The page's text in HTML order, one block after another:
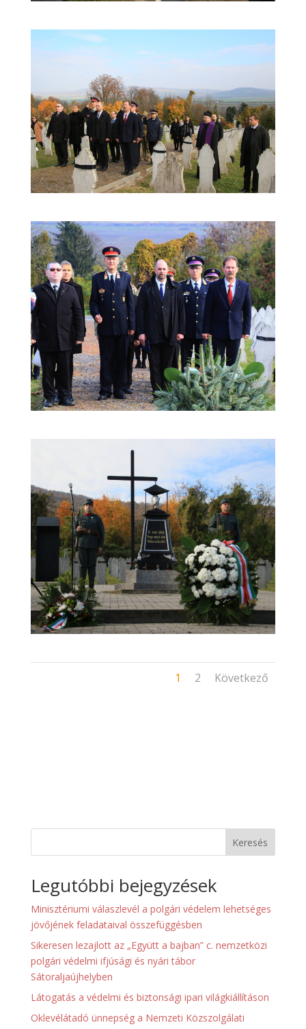
1 2 Következő
Keresés
Legutóbbi bejegyzések
Minisztériumi válaszlevél a polgári védelem lehetséges
jövőjének feladataival összefüggésben
Sikeresen lezajlott az „Együtt a bajban” c. nemzetközi
polgári védelmi ifjúsági és nyári tábor
Sátoraljaújhelyben
Látogatás a védelmi és biztonsági ipari világkiállításon
Oklevélátadó ünnepség a Nemzeti Közszolgálati